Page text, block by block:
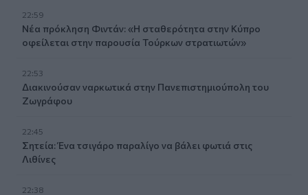
22:59
Νέα πρόκληση Φιντάν: «Η σταθερότητα στην Κύπρο
οφείλεται στην παρουσία Τούρκων στρατιωτών»
22:53
Διακινούσαν ναρκωτικά στην Πανεπιστημιούπολη του
Ζωγράφου
22:45
Σητεία: Ένα τσιγάρο παραλίγο να βάλει φωτιά στις
Λιθίνες
22:38